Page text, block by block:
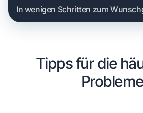
In wenigen Schritten zum
Tipps für die